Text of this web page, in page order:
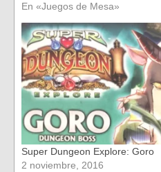
En «Juegos de Mesa»
Super Dungeon Explore: Goro
2 noviembre, 2016